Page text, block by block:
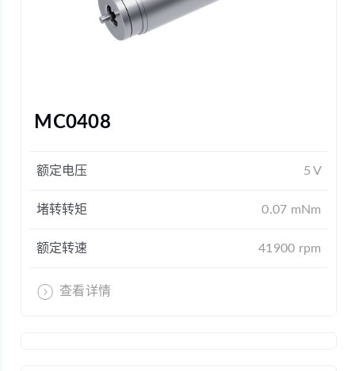
MC0408
额定电压 5 V
堵转转矩 0.07 mNm
额定转速 41900 rpm
查看详情